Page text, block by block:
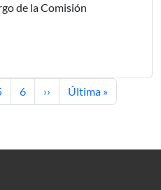
de la Comisión
Page
6 Next page
›› Last page
Última »